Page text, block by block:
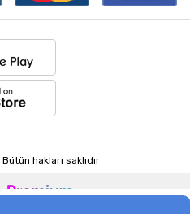
Bütün hakları saklıdır